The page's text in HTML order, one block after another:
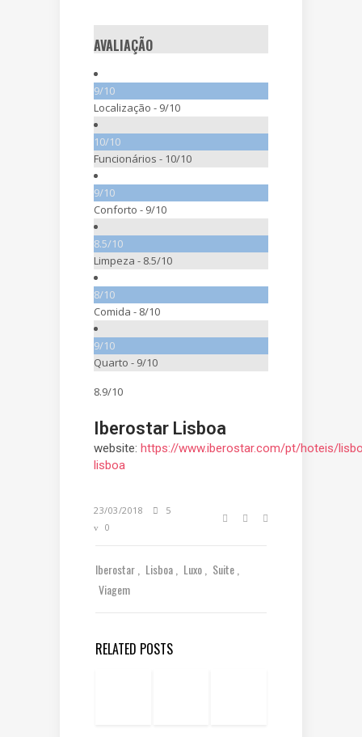
AVALIAÇÃO
9/10
Localização - 9/10
10/10
Funcionários - 10/10
9/10
Conforto - 9/10
8.5/10
Limpeza - 8.5/10
8/10
Comida - 8/10
9/10
Quarto - 9/10
8.9/10
Iberostar Lisboa
website: https://www.iberostar.com/pt/hoteis/
lisboa
23/03/2018
5
0
Iberostar Lisboa Luxo
Suite
Viagem
RELATED POSTS